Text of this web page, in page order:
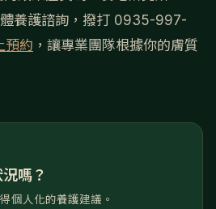
養護諮詢，撥打 0935-997-
預約 ，讓專業團隊根據你的膚質
嗎？
個人化的養護建議。